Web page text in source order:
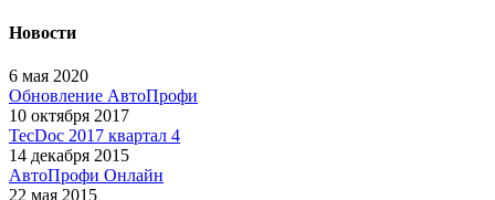
Новости
6 мая 2020
Обновление АвтоПрофи
10 октября 2017
TecDoc 2017 квартал 4
14 декабря 2015
АвтоПрофи Онлайн
22 мая 2015